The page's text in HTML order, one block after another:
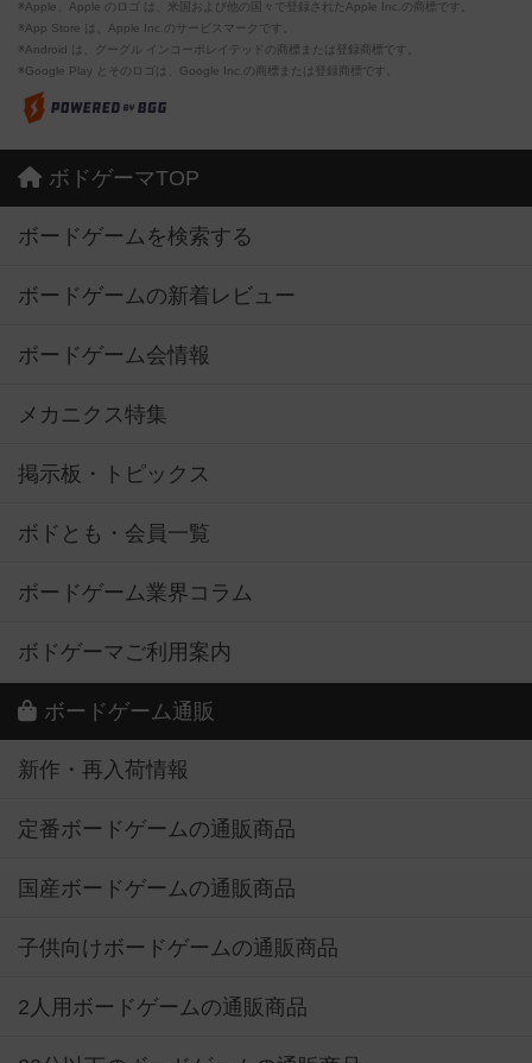
※Apple、Apple のロゴ は、米国および他の国々で登録されたApple Inc.の商標です。
※App Store は、Apple Inc.のサービスマークです。
※Android は、グーグル インコーポレイテッドの商標または登録商標です。
※Google Play とそのロゴは、Google Inc.の商標または登録商標です。
ボドゲーマTOP
ボードゲームを検索する
ボードゲームの新着レビュー
ボードゲーム会情報
メカニクス特集
掲示板・トピックス
ボドとも・会員一覧
ボードゲーム業界コラム
ボドゲーマご利用案内
ボードゲーム通販
新作・再入荷情報
定番ボードゲームの通販商品
国産ボードゲームの通販商品
子供向けボードゲームの通販商品
2人用ボードゲームの通販商品